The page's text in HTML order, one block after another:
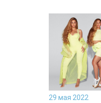
29 мая 2022